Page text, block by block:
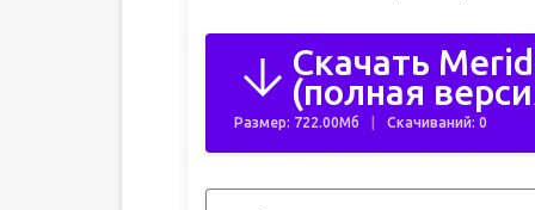
Скачать
(полная
Размер: 722.00Мб Скачиваний: 0